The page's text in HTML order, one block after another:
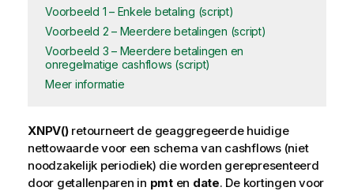
Voorbeeld 1 – Enkele betaling (script)
Voorbeeld 2 – Meerdere betalingen (script)
Voorbeeld 3 – Meerdere betalingen en
onregelmatige cashflows (script)
Meer informatie
XNPV()retourneert de geaggregeerde huidige
nettowaarde voor een schema van cashflows (niet
noodzakelijk periodiek) die worden gerepresenteerd
door getallenparen in pmten date. De kortingen voor